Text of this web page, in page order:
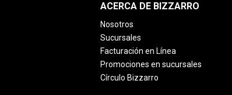
ACERCA DE BIZZARRO
Nosotros
Sucursales
Facturación en Línea
Promociones en sucursales
Círculo Bizzarro